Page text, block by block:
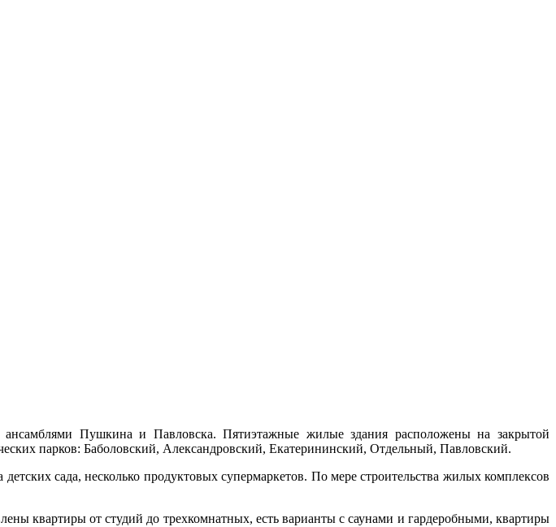
Пушкина и Павловска. Пятиэтажные жилые здания расположены на закрытой
парков: Баболовский, Александровский, Екатерининский, Отдельный, Павловский.
сада, несколько продуктовых супермаркетов. По мере строительства жилых комплексов
квартиры от студий до трехкомнатных, есть варианты с саунами и гардеробными, квартиры